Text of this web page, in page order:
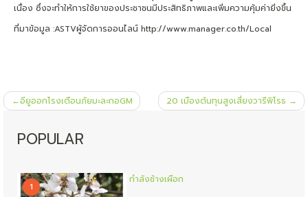
เนื่อง ซึ่งจะทำให้การใช้ยาของประชาชนมีประสิทธิภาพและเพิ่มความคุ้มค่ายิ่งขึ้น
ที่มาข้อมูล :ASTVผู้จัดการออนไลน์ http://www.manager.co.th/Local
แนะแนว
เรื่อง
อียูออกโรงเตือนภัยมะละกอGM 20 เมืองต้นทุนสูงเสี่ยงวารีพิโรธ
POPULAR
1
กำลังช้างเผือก